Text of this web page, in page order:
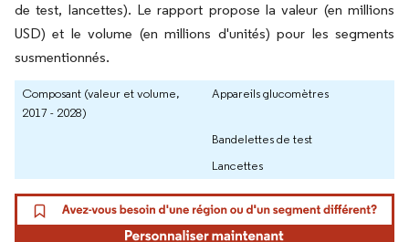
de test, lancettes). Le rapport propose la valeur (en millions
USD) et le volume (en millions d'unités) pour les segments
susmentionnés.
Composant (valeur et volume,
2017 - 2028)
Appareils glucomètres
Bandelettes de test
Lancettes